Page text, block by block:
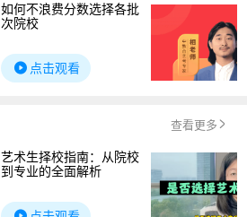
如何不浪费分数选择各批
次院校
点击观看
查看更多
艺术生择校指南：从院校
到专业的全面解析